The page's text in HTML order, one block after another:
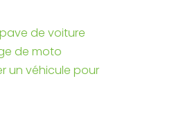
de voiture
de moto
un véhicule pour